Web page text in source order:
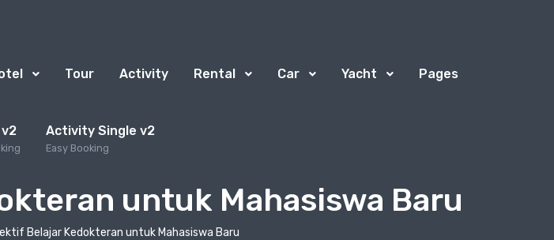
Tour Activity Rental Car Yacht Pages
Activity Single v2
Easy Booking
untuk Mahasiswa Baru
Belajar Kedokteran untuk Mahasiswa Baru